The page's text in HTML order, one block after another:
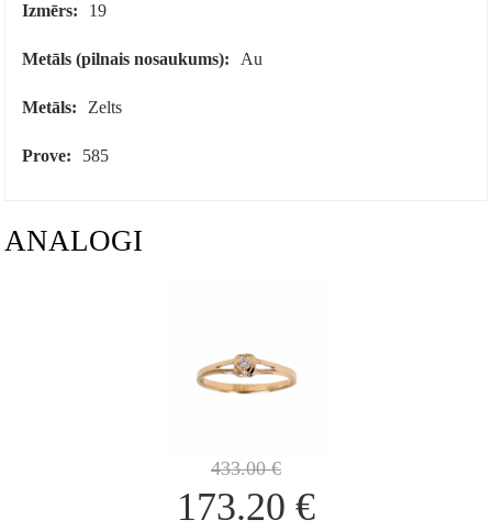
Izmērs: 19
Metāls (pilnais nosaukums): Au
Metāls: Zelts
Prove: 585
ANALOGI
433.00€
173.20 €